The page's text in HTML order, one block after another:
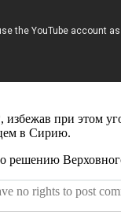
при этом
в Сирию.
решению
no rights to post